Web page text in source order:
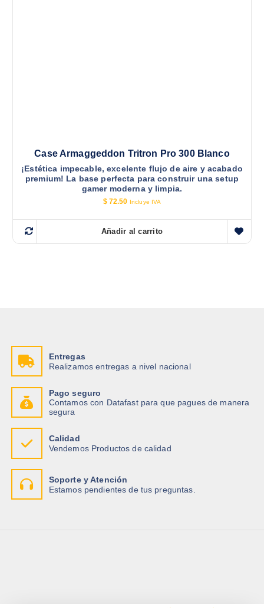
Case Armaggeddon Tritron Pro 300 Blanco
¡Estética impecable, excelente flujo de aire y acabado
premium! La base perfecta para construir una setup
gamer moderna y limpia.
$72.50 Incluye IVA
Añadir al carrito
Entregas
Realizamos entregas a nivel nacional
Pago seguro
Contamos con Datafast para que pagues de manera
segura
Calidad
Vendemos Productos de calidad
Soporte y Atención
Estamos pendientes de tus preguntas.